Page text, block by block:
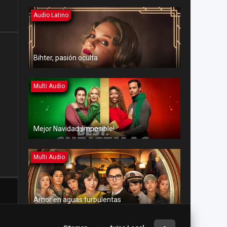
Audio Latino
Bihter, pasión oculta
Multi Audio
Mejor Navidad ¡Imposible!
Multi Audio
Amor en aguas turbulentas